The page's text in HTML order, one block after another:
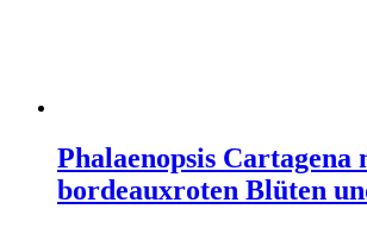
Phalaenopsis Cartagena
bordeauxroten Blüten